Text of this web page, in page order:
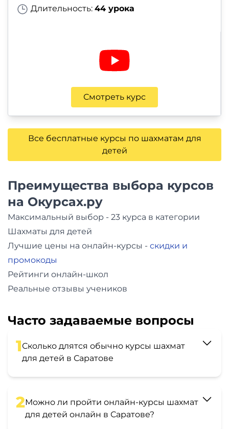
Длительность: 44 урока
Смотреть курс
Все бесплатные курсы по шахматам для
детей
Преимущества выбора курсов
на Окурсах.ру
Максимальный выбор - 23 курса в категории
Шахматы для детей
Лучшие цены на онлайн-курсы - скидки и
промокоды
Рейтинги онлайн-школ
Реальные отзывы учеников
Часто задаваемые вопросы
1Сколько длятся обычно курсы шахмат
для детей в Саратове
2Можно ли пройти онлайн-курсы шахмат
для детей онлайн в Саратове?